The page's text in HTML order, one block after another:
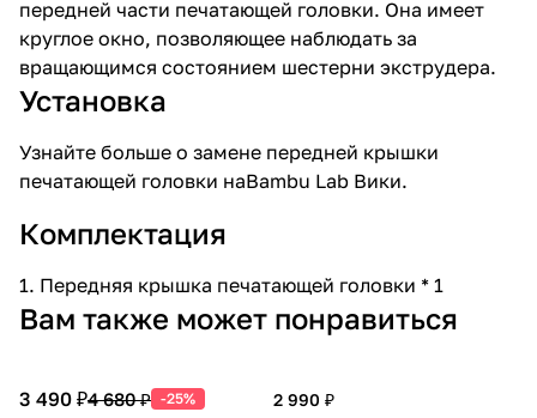
передней части печатающей головки. Она имеет
круглое окно, позволяющее наблюдать за
вращающимся состоянием шестерни экструдера.
Установка
Узнайте больше о замене передней крышки
печатающей головки наBambu Lab Вики.
Комплектация
1. Передняя крышка печатающей головки * 1
Вам также может понравиться
3 490 ₽4 680 ₽ -25% 2 990 ₽